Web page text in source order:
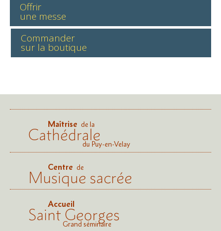
Offrir
une messe
Commander
sur la boutique
Maîtrise de la
Cathédraledu Puy-en-Velay
Centre de
Musique sacrée
Accueil
Saint Georges
Grand séminaire